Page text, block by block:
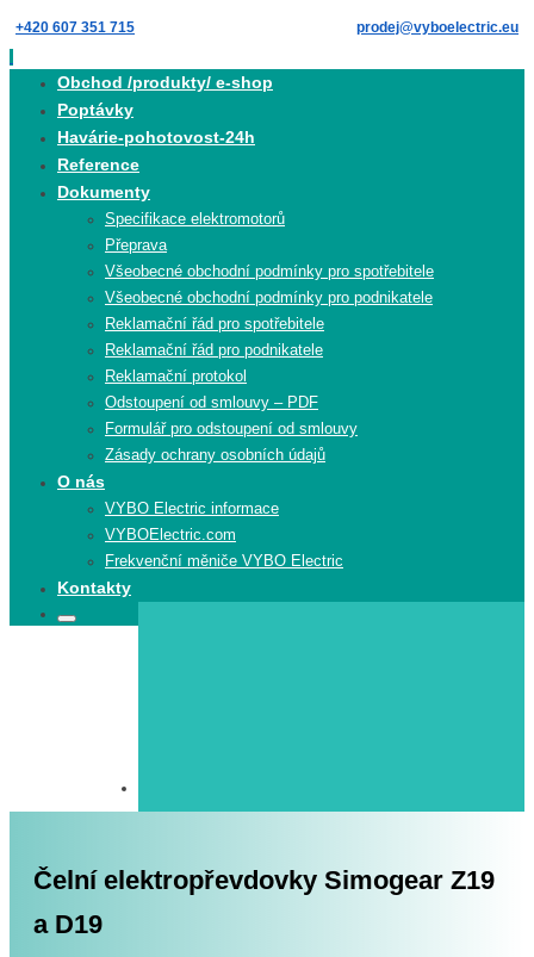
Skip
to
content
+420 607 351 715 prodej@vyboelectric.eu
Obchod /produkty/ e-shop
Poptávky
Havárie-pohotovost-24h
Reference
Dokumenty
Specifikace elektromotorů
Přeprava
Všeobecné obchodní podmínky pro spotřebitele
Všeobecné obchodní podmínky pro podnikatele
Reklamační řád pro spotřebitele
Reklamační řád pro podnikatele
Reklamační protokol
Odstoupení od smlouvy – PDF
Formulář pro odstoupení od smlouvy
Zásady ochrany osobních údajů
O nás
VYBO Electric informace
VYBOElectric.com
Frekvenční měniče VYBO Electric
Kontakty
Search
Search
Čelní elektropřevdovky Simogear Z19
a D19